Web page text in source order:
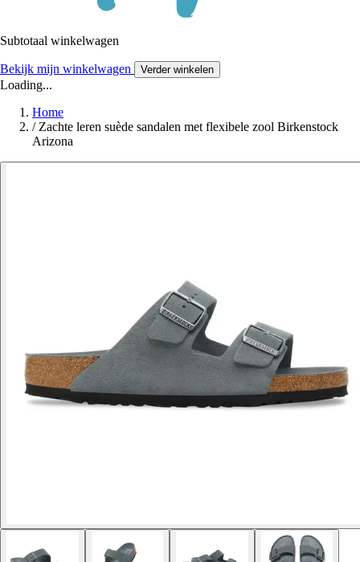
Subtotaal winkelwagen
Bekijk mijn winkelwagen Verder winkelen
Loading...
Home
/ Zachte leren suède sandalen met flexibele zool Birkenstock
Arizona